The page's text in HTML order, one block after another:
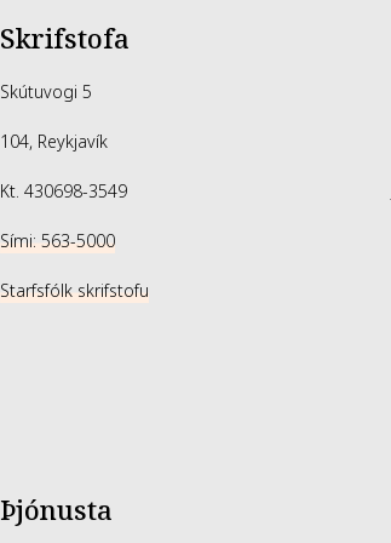
Skrifstofa
Skútuvogi 5
104, Reykjavík
Kt. 430698-3549
Sími: 563-5000
Starfsfólk skrifstofu
Þjónusta